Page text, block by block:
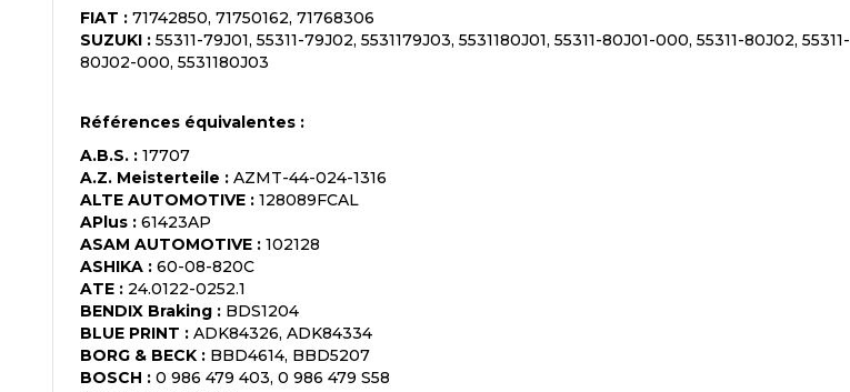
FIAT : 71742850, 71750162, 71768306
SUZUKI : 55311-79J01, 55311-79J02, 5531179J03, 5531180J01, 55311-80J01-000, 55311-80J02, 55311-
80J02-000, 5531180J03
Références équivalentes :
A.B.S. : 17707
A.Z. Meisterteile : AZMT-44-024-1316
ALTE AUTOMOTIVE : 128089FCAL
APlus : 61423AP
ASAM AUTOMOTIVE : 102128
ASHIKA : 60-08-820C
ATE : 24.0122-0252.1
BENDIX Braking : BDS1204
BLUE PRINT : ADK84326, ADK84334
BORG & BECK : BBD4614, BBD5207
BOSCH : 0 986 479 403, 0 986 479 S58